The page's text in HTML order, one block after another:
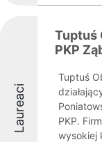
Laureaci
Tuptuś
PKP
Tuptuś
PKP.
wysokiej